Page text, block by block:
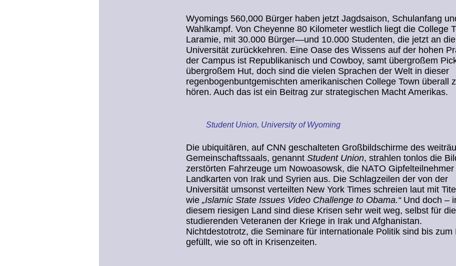
Wyomings 560,000 Bürger haben jetzt Jagdsaison, Schulanfang
Wahlkampf. Von Cheyenne 80 Kilometer westlich liegt die College
Laramie, mit 30.000 Bürger—und 10.000 Studenten, die jetzt an die
Universität zurückkehren. Eine Oase des Wissens auf der hohen
der Campus ist Republikanisch und Cowboy, samt übergroßem
übergroßem Hut, doch sind die vielen Sprachen der Welt in dieser
regenbogenbuntgemischten amerikanischen College Town überall
hören. Auch das ist ein Beitrag zur strategischen Macht Amerikas.
Student Union, University of Wyoming
Die ubiquitären, auf CNN geschalteten Großbildschirme des
Gemeinschaftssaals, genannt Student Union, strahlen tonlos die
zerstörten Fahrzeuge um Nowoasowsk, die NATO
Landkarten von Irak und Syrien aus. Die Schlagzeilen der von der
Universität umsonst verteilten New York Times schreien laut mit
wie „Islamic State Issues Video Challenge to Obama.“Und doch –
diesem riesigen Land sind diese Krisen sehr weit weg, selbst für
studierenden Veteranen der Kriege in Irak und Afghanistan.
Nichtdestotrotz, die Seminare für internationale Politik sind bis zum
gefüllt, wie so oft in Krisenzeiten.